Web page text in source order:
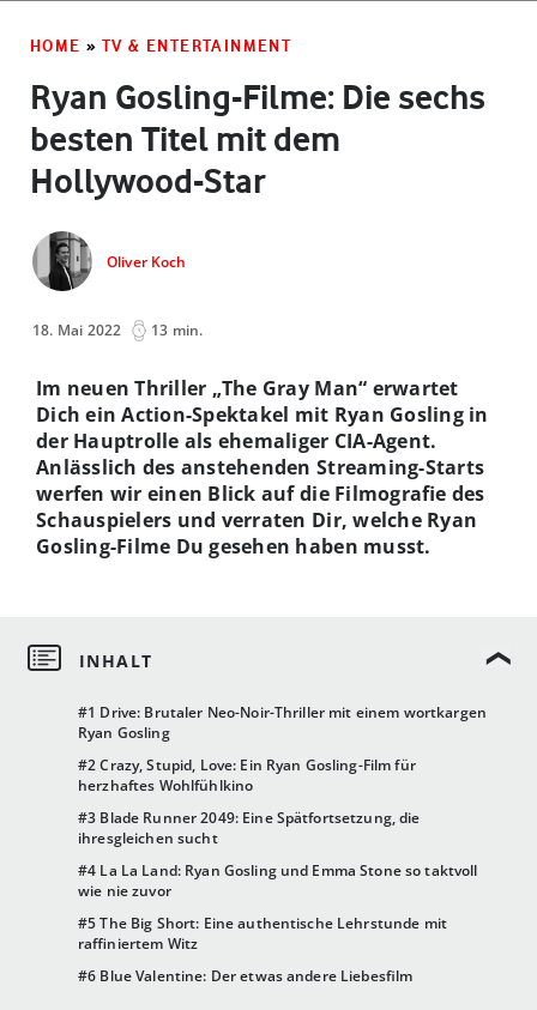
HOME » TV & ENTERTAINMENT
Ryan Gosling-Filme: Die sechs
besten Titel mit dem
Hollywood-Star
Oliver Koch
18. Mai 2022 13 min.
#1 Drive: Brutaler Neo-Noir-Thriller mit einem wortkargen
Ryan Gosling
#2 Crazy, Stupid, Love: Ein Ryan Gosling-Film für
herzhaftes Wohlfühlkino
#3 Blade Runner 2049: Eine Spätfortsetzung, die
ihresgleichen sucht
#4 La La Land: Ryan Gosling und Emma Stone so taktvoll
wie nie zuvor
#5 The Big Short: Eine authentische Lehrstunde mit
raffiniertem Witz
#6 Blue Valentine: Der etwas andere Liebesfilm
Im neuen Thriller „The Gray Man“ erwartet
Dich ein Action-Spektakel mit Ryan Gosling in
der Hauptrolle als ehemaliger CIA-Agent.
Anlässlich des anstehenden Streaming-Starts
werfen wir einen Blick auf die Filmografie des
Schauspielers und verraten Dir, welche Ryan
Gosling-Filme Du gesehen haben musst.